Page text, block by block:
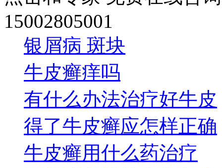
15002805001
银屑病 斑块
牛皮癣痒吗
有什么办法治疗好牛皮
得了牛皮癣应怎样正确
牛皮癣用什么药治疗